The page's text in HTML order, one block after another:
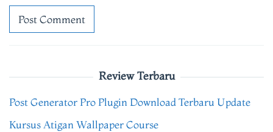
Review Terbaru
Post Generator Pro Plugin Download Terbaru Update
Kursus Atigan Wallpaper Course